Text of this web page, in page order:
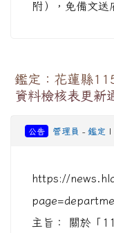
附），免備文送
鑑定：花蓮縣
資料檢核表更新
公告 管理員 - 鑑定 |
https://
主旨： 關於「